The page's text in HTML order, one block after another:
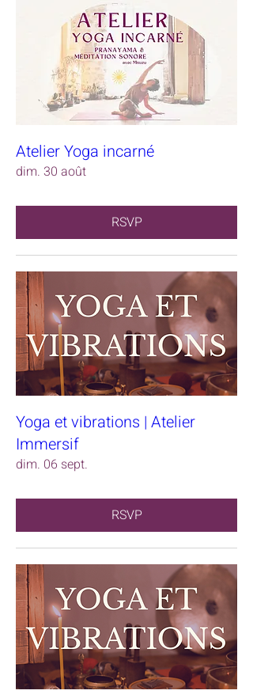
Atelier Yoga incarné
dim. 30 août
RSVP
Yoga et vibrations | Atelier
Immersif
dim. 06 sept.
RSVP